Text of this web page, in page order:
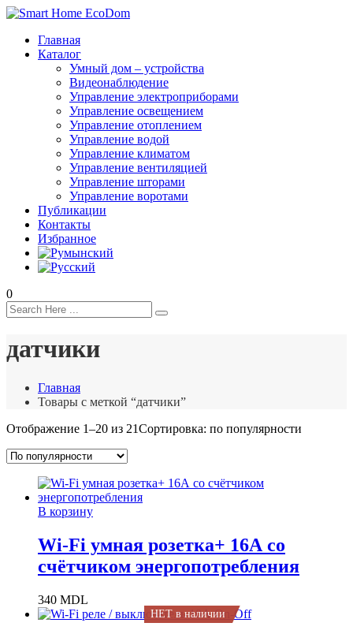
Главная
Каталог
Умный дом – устройства
Видеонаблюдение
Управление электроприборами
Управление освещением
Управление отоплением
Управление водой
Управление климатом
Управление вентиляцией
Управление шторами
Управление воротами
Публикации
Контакты
Избранное
0
датчики
Главная
Товары с меткой “датчики”
Отображение 1–20 из 21Сортировка: по популярности
В корзину
Wi-Fi умная розетка+ 16А со
счётчиком энергопотребления
340 MDL
НЕТ в наличии